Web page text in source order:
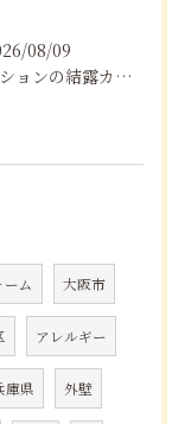
08/09
マンションの結露カビを根絶！断熱改修と防カビリフォーム
ーム 大阪市
アレルギー
庫県 外壁